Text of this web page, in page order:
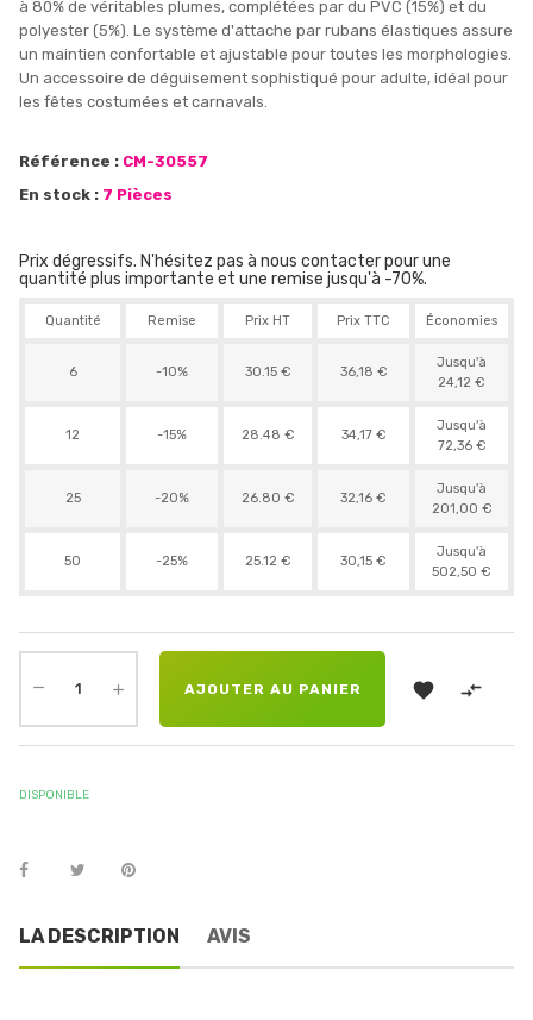
à 80% de véritables plumes, complétées par du PVC (15%) et du
polyester (5%). Le système d'attache par rubans élastiques assure
un maintien confortable et ajustable pour toutes les morphologies.
Un accessoire de déguisement sophistiqué pour adulte, idéal pour
les fêtes costumées et carnavals.
Référence : CM-30557
En stock : 7 Pièces
Prix dégressifs. N'hésitez pas à nous contacter pour une
quantité plus importante et une remise jusqu'à -70%.
Quantité Remise Prix HT Prix TTC Économies
6 -10% 30.15 € 36,18 €
Jusqu'à
24,12 €
12 -15% 28.48 € 34,17 €
Jusqu'à
72,36 €
25 -20% 26.80 € 32,16 €
Jusqu'à
201,00 €
50 -25% 25.12 € 30,15 €
Jusqu'à
502,50 €
AJOUTER AU PANIER  
DISPONIBLE
LA DESCRIPTION AVIS